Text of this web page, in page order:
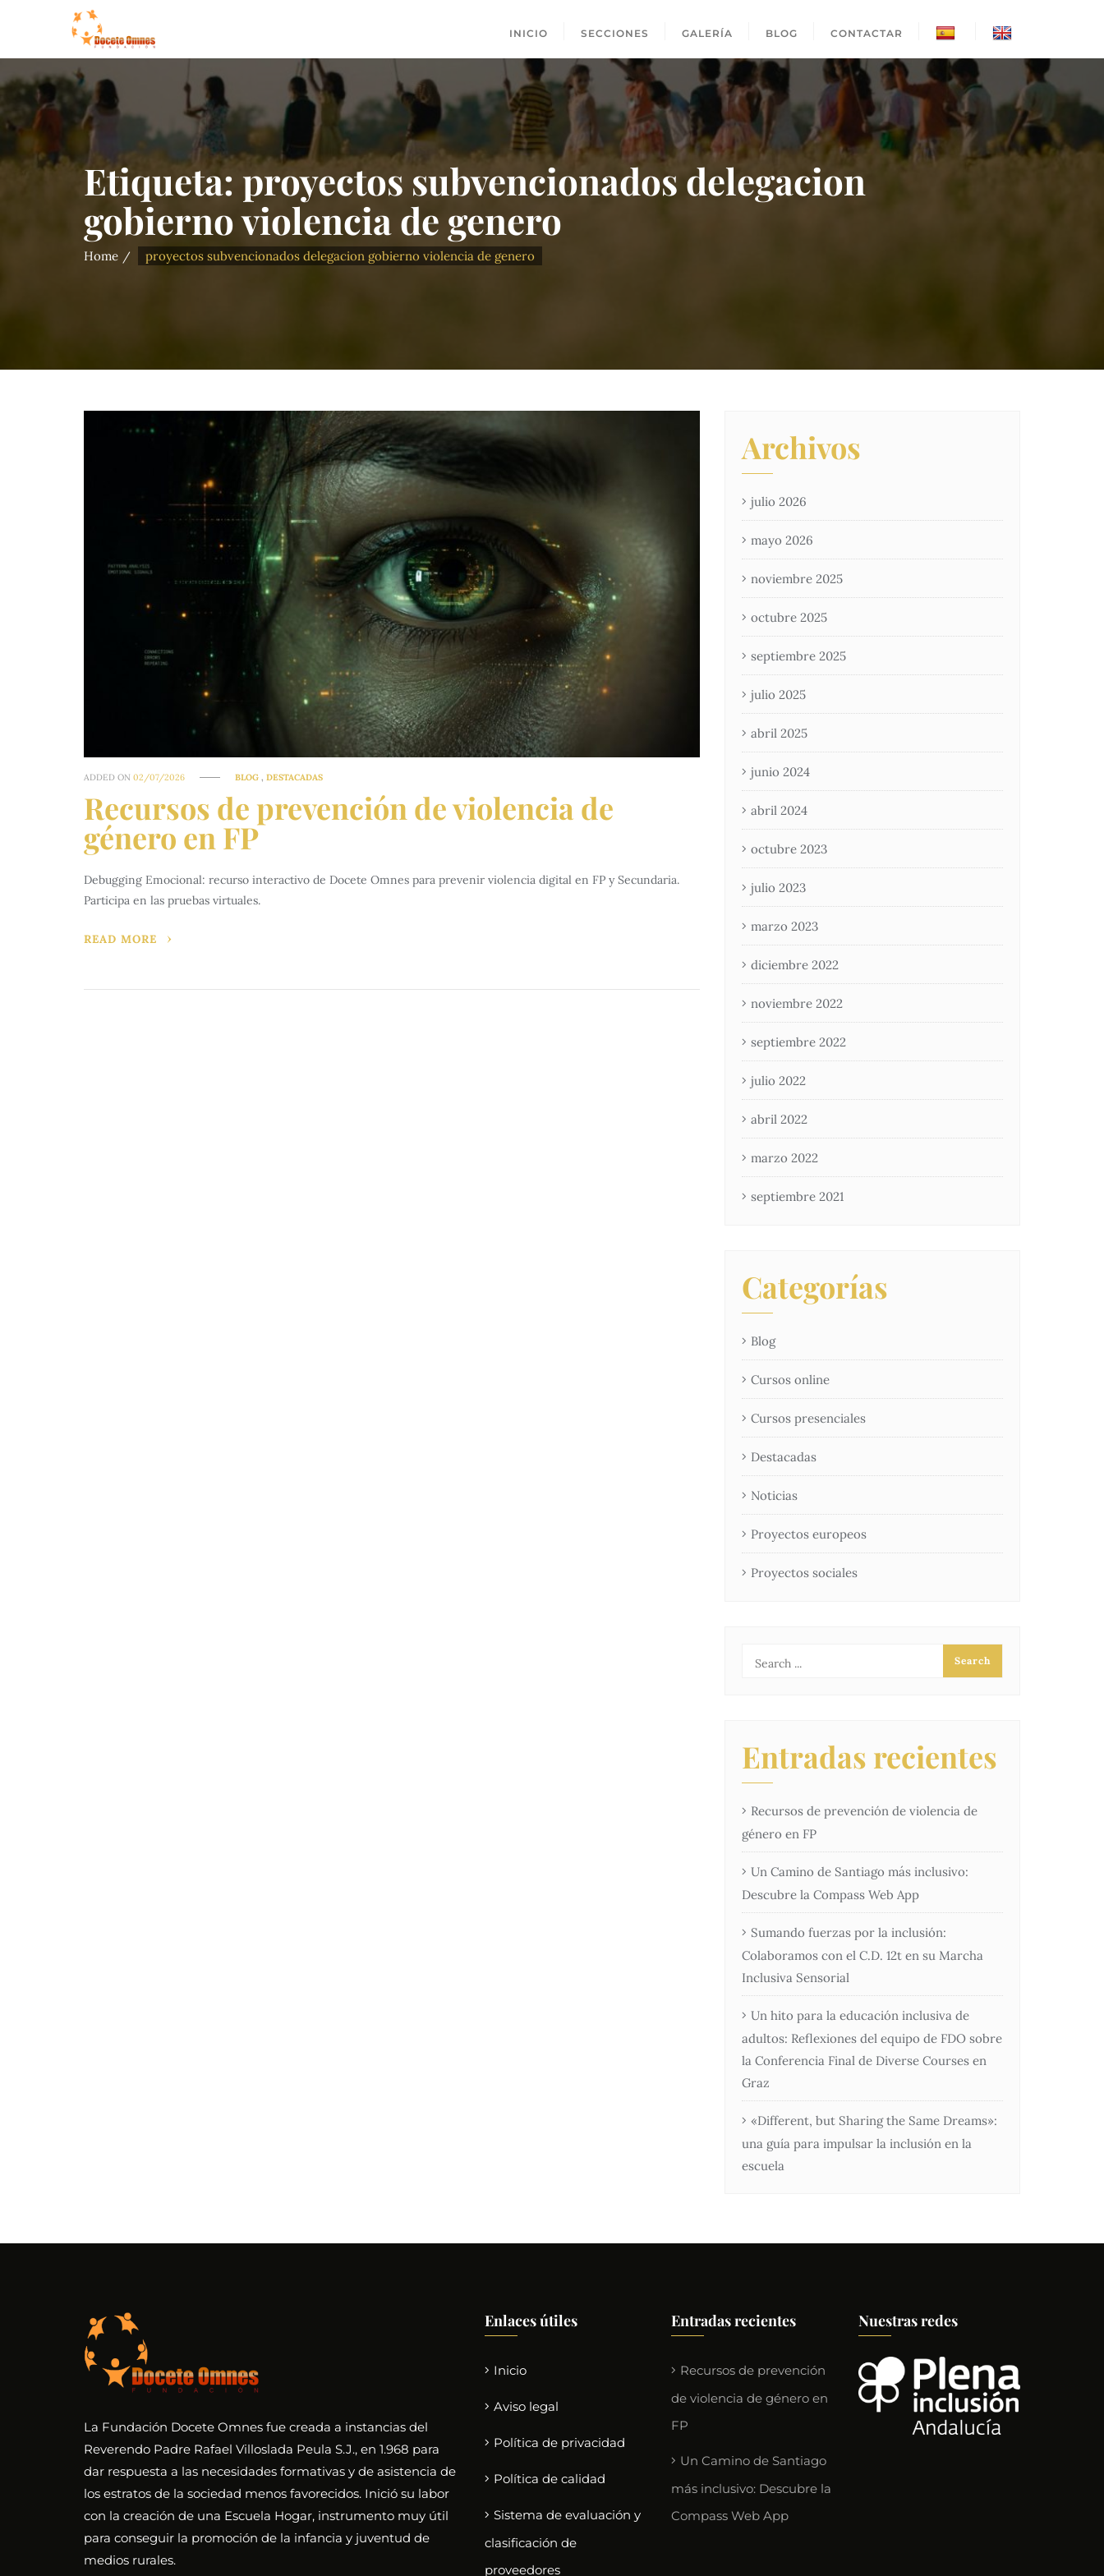
INICIO SECCIONES GALERÍA BLOG CONTACTAR
Etiqueta: proyectos subvencionados delegacion
gobierno violencia de genero
Home proyectos subvencionados delegacion gobierno violencia de genero
ADDED ON02/07/2026 BLOG ,DESTACADAS
Recursos de prevención de violencia de
género en FP
Debugging Emocional: recurso interactivo de Docete Omnes para prevenir violencia digital en FP y Secundaria.
Participa en las pruebas virtuales.
READ MORE
Archivos
julio 2026
mayo 2026
noviembre 2025
octubre 2025
septiembre 2025
julio 2025
abril 2025
junio 2024
abril 2024
octubre 2023
julio 2023
marzo 2023
diciembre 2022
noviembre 2022
septiembre 2022
julio 2022
abril 2022
marzo 2022
septiembre 2021
Categorías
Blog
Cursos online
Cursos presenciales
Destacadas
Noticias
Proyectos europeos
Proyectos sociales
Entradas recientes
Recursos de prevención de violencia de
género en FP
Un Camino de Santiago más inclusivo:
Descubre la Compass Web App
Sumando fuerzas por la inclusión:
Colaboramos con el C.D. 12t en su Marcha
Inclusiva Sensorial
Un hito para la educación inclusiva de
adultos: Reflexiones del equipo de FDO sobre
la Conferencia Final de Diverse Courses en
Graz
«Different, but Sharing the Same Dreams»:
una guía para impulsar la inclusión en la
escuela
La Fundación Docete Omnes fue creada a instancias del
Reverendo Padre Rafael Villoslada Peula S.J., en 1.968 para
dar respuesta a las necesidades formativas y de asistencia de
los estratos de la sociedad menos favorecidos. Inició su labor
con la creación de una Escuela Hogar, instrumento muy útil
para conseguir la promoción de la infancia y juventud de
medios rurales.
Enlaces útiles
Inicio
Aviso legal
Política de privacidad
Política de calidad
Sistema de evaluación y
clasificación de
proveedores
Entradas recientes
Recursos de prevención
de violencia de género en
FP
Un Camino de Santiago
más inclusivo: Descubre la
Compass Web App
Nuestras redes